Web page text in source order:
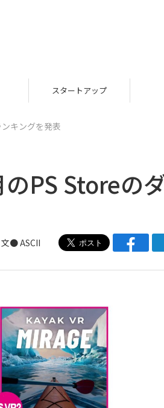
スタートアップ
キングを発表
のPS Storeの
文● ASCII